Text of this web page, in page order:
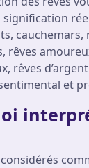
rêves
rêves
et